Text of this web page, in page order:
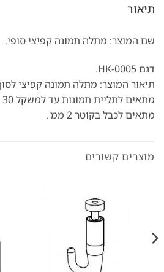
תיאור
שם המוצר: מתלה תמונה קפיצי סופי.
דגם HK-0005.
תיאור המוצר: מתלה תמונה קפיצי
מתאים לתליית תמונות עד למשקל 30 ק"ג.
מתאים לכבל בקוטר 2 ממ'.
מוצרים קשורים